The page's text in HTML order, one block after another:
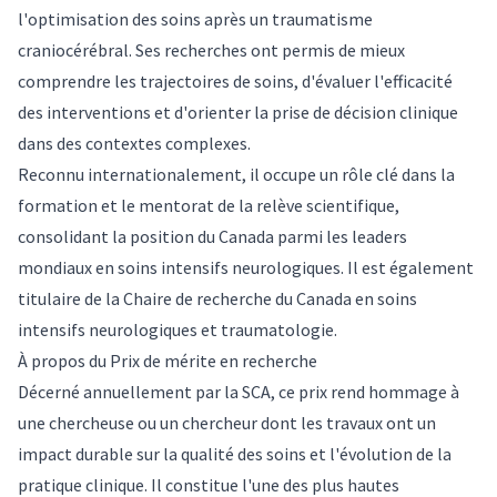
l'optimisation des soins après un traumatisme
craniocérébral. Ses recherches ont permis de mieux
comprendre les trajectoires de soins, d'évaluer l'efficacité
des interventions et d'orienter la prise de décision clinique
dans des contextes complexes.
Reconnu internationalement, il occupe un rôle clé dans la
formation et le mentorat de la relève scientifique,
consolidant la position du Canada parmi les leaders
mondiaux en soins intensifs neurologiques. Il est également
titulaire de la Chaire de recherche du Canada en soins
intensifs neurologiques et traumatologie.
À propos du Prix de mérite en recherche
Décerné annuellement par la SCA, ce prix rend hommage à
une chercheuse ou un chercheur dont les travaux ont un
impact durable sur la qualité des soins et l'évolution de la
pratique clinique. Il constitue l'une des plus hautes